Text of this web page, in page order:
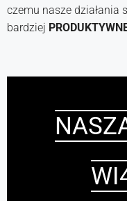
czemu nasze działania
bardziej